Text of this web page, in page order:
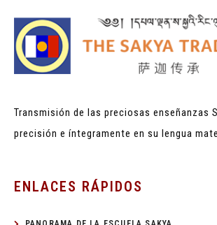
Transmisión de las preciosas enseñanzas
precisión e íntegramente en su lengua
ENLACES RÁPIDOS